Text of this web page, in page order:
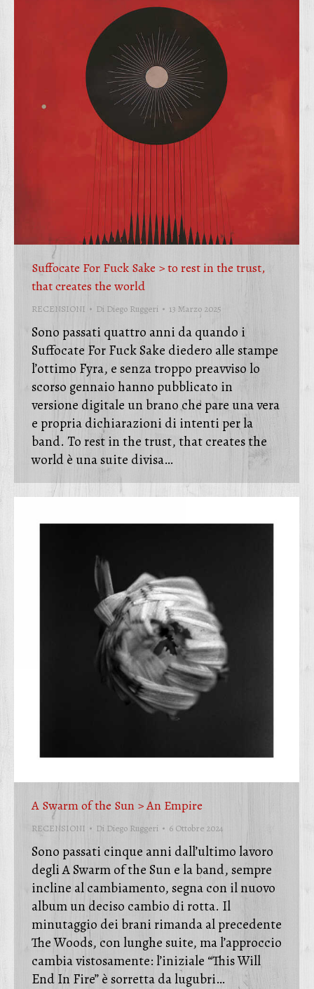
Suffocate For Fuck Sake > to rest in the trust,
that creates the world
RECENSIONI Di Diego Ruggeri 13 Marzo 2025
Sono passati quattro anni da quando i
Suffocate For Fuck Sake diedero alle stampe
l’ottimo Fyra, e senza troppo preavviso lo
scorso gennaio hanno pubblicato in
versione digitale un brano che pare una vera
e propria dichiarazioni di intenti per la
band. To rest in the trust, that creates the
world è una suite divisa…
A Swarm of the Sun > An Empire
RECENSIONI Di Diego Ruggeri 6 Ottobre 2024
Sono passati cinque anni dall’ultimo lavoro
degli A Swarm of the Sun e la band, sempre
incline al cambiamento, segna con il nuovo
album un deciso cambio di rotta. Il
minutaggio dei brani rimanda al precedente
The Woods, con lunghe suite, ma l’approccio
cambia vistosamente: l’iniziale “This Will
End In Fire” è sorretta da lugubri…